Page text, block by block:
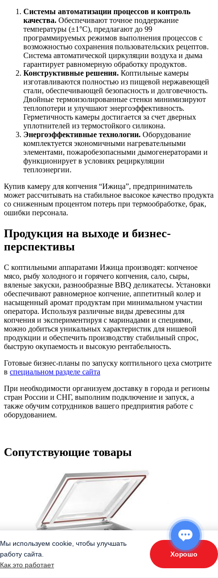
Системы автоматизации процессов и контроль
качества. Обеспечивают точное поддержание
температуры (±1°C), предлагают до 99
программируемых режимов выполнения процессов с
возможностью сохранения пользовательских рецептов.
Система автоматической циркуляции воздуха и дыма
гарантирует равномерную обработку продуктов.
Конструктивные решения. Коптильные камеры
изготавливаются полностью из пищевой нержавеющей
стали, обеспечивающей безопасность и долговечность.
Двойные термоизолированные стенки минимизируют
теплопотери и улучшают энергоэффективность.
Герметичность камеры достигается за счет дверных
уплотнителей из термостойкого силикона.
Энергоэффективные технологии. Оборудование
комплектуется экономичными нагревательными
элементами, пожаробезопасными дымогенераторами и
функционирует в условиях рециркуляции
теплоэнергии.
Купив камеру для копчения “Ижица”, предприниматель
может рассчитывать на стабильное высокое качество продукта
со сниженным процентом потерь при термообработке, брак,
ошибки персонала.
Продукция на выходе и бизнес-
перспективы
С коптильными аппаратами Ижица производят: копченое
мясо, рыбу холодного и горячего копчения, сало, сыры,
вяленые закуски, разнообразные BBQ деликатесы. Установки
обеспечивают равномерное копчение, аппетитный колер и
насыщенный аромат продуктам при минимальном участии
оператора. Используя различные виды древесины для
копчения и экспериментируя с маринадами и специями,
можно добиться уникальных характеристик для нишевой
продукции и обеспечить производству стабильный спрос,
быструю окупаемость и высокую рентабельность.
Готовые бизнес-планы по запуску коптильного цеха смотрите
в специальном разделе сайта
При необходимости организуем доставку в города и регионы
стран России и СНГ, выполним подключение и запуск, а
также обучим сотрудников вашего предприятия работе с
оборудованием.
Сопутствующие товары
Мы используем cookie, чтобы улучшать
работу сайта.
Как это работает
Хорошо
«Подберите оборудование»